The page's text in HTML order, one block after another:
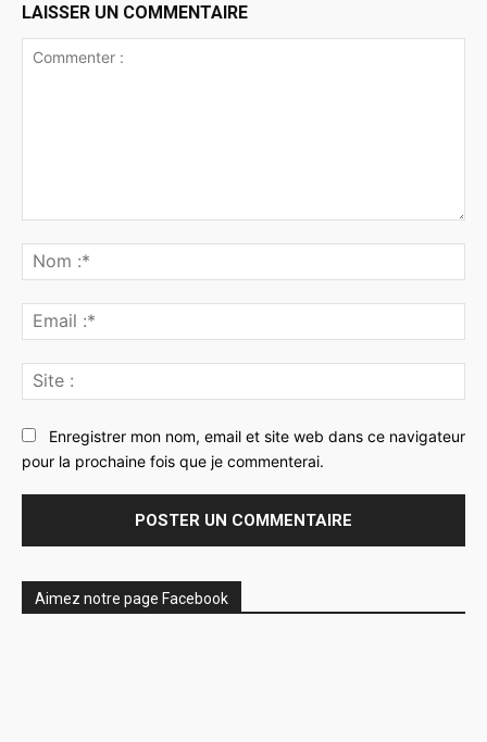
LAISSER UN COMMENTAIRE
:*
:*
:
Enregistrer mon nom, email et site web dans ce navigateur
pour la prochaine fois que je commenterai.
Aimez notre page Facebook